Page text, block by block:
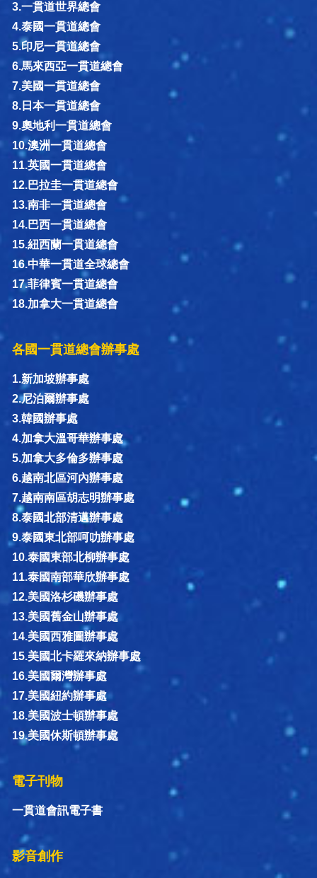
3.一貫道世界總會
4.泰國一貫道總會
5.印尼一貫道總會
6.馬來西亞一貫道總會
7.美國一貫道總會
8.日本一貫道總會
9.奧地利一貫道總會
10.澳洲一貫道總會
11.英國一貫道總會
12.巴拉圭一貫道總會
13.南非一貫道總會
14.巴西一貫道總會
15.紐西蘭一貫道總會
16.中華一貫道全球總會
17.菲律賓一貫道總會
18.加拿大一貫道總會
各國一貫道總會辦事處
1.新加坡辦事處
2.尼泊爾辦事處
3.韓國辦事處
4.加拿大溫哥華辦事處
5.加拿大多倫多辦事處
6.越南北區河內辦事處
7.越南南區胡志明辦事處
8.泰國北部清邁辦事處
9.泰國東北部呵叻辦事處
10.泰國東部北柳辦事處
11.泰國南部華欣辦事處
12.美國洛杉磯辦事處
13.美國舊金山辦事處
14.美國西雅圖辦事處
15.美國北卡羅來納辦事處
16.美國爾灣辦事處
17.美國紐約辦事處
18.美國波士頓辦事處
19.美國休斯頓辦事處
電子刊物
一貫道會訊電子書
影音創作